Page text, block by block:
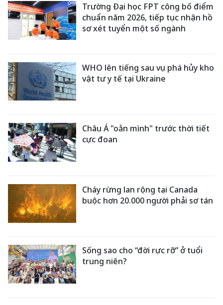
Trường Đại học FPT công bố điểm
chuẩn năm 2026, tiếp tục nhận hồ
sơ xét tuyển một số ngành
WHO lên tiếng sau vụ phá hủy kho
vật tư y tế tại Ukraine
Châu Á "oằn mình" trước thời tiết
cực đoan
Cháy rừng lan rộng tại Canada
buộc hơn 20.000 người phải sơ tán
Sống sao cho “đời rực rỡ” ở tuổi
trung niên?